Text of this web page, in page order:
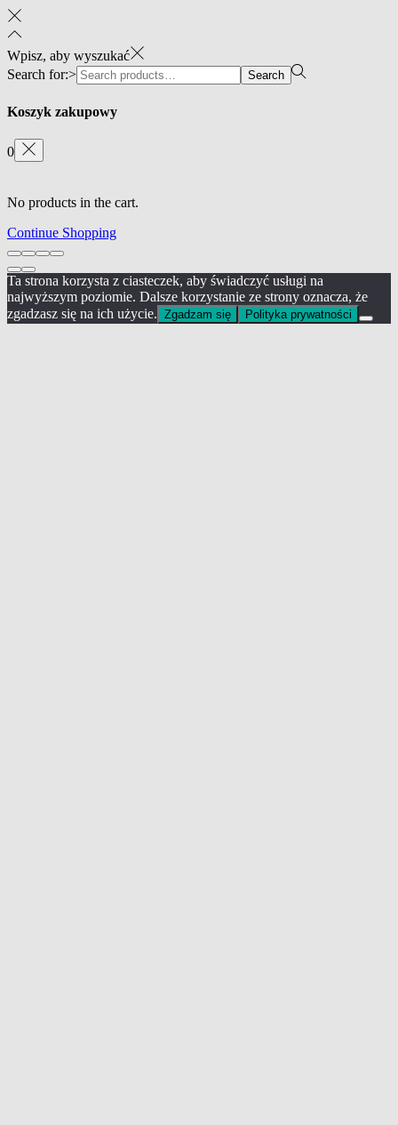
Wpisz, aby wyszukać
Search for:>
Search
Koszyk zakupowy
0
No products in the cart.
Continue Shopping
Ta strona korzysta z ciasteczek, aby świadczyć usługi na
najwyższym poziomie. Dalsze korzystanie ze strony oznacza, że
zgadzasz się na ich użycie. Zgadzam się Polityka prywatności